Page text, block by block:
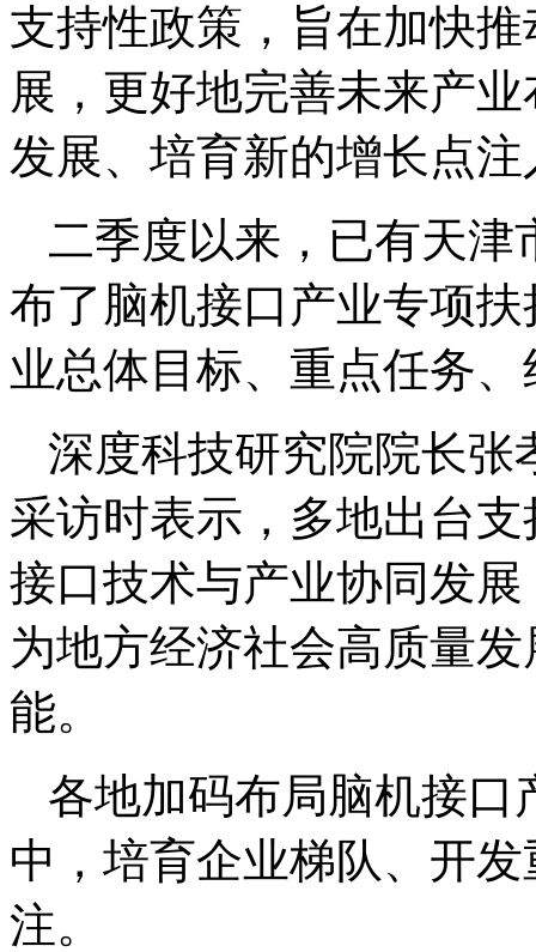
支持性政策，旨在加快
展，更好地完善未来产
发展、培育新的增长点
二季度以来，已有天津
布了脑机接口产业专项
业总体目标、重点任务
深度科技研究院院长张
采访时表示，多地出台
接口技术与产业协同发
为地方经济社会高质量
能。
各地加码布局脑机接口
中，培育企业梯队、开
注。